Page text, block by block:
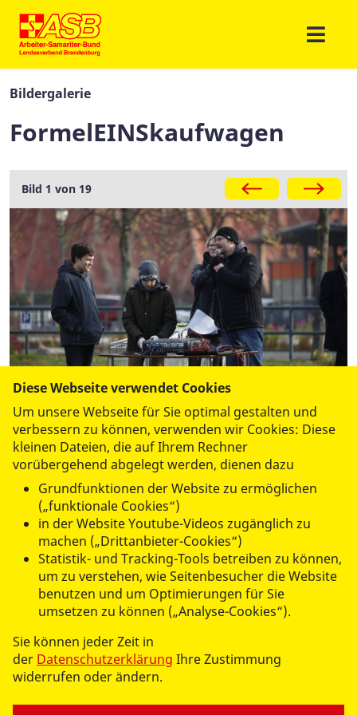
Bildergalerie
FormelEINSkaufwagen
Galerie
Bild 1 von 19
Bildergalerie zur FormelEINSkaufwagen 2017 des
Babelsberger Filmgymnasiums und der Neuen
Gesamtschule Babelsberg / MedienCampus Babelsberg
zugunsten des Brandenburger Wünschewagens.
Nach dem grandiosen FormelEINSkaufwagenrennen
2016 standen die Schüler und Lehrer am
Mediencampus Babelsberg für das zweite große
Charity-Rennen zugunsten des Brandenburger
Wünschewagens wieder in den Startlöchern.
Am 8. November 2017 ließen rund 800 Schüler und 25
Diese Webseite verwendet Cookies
Um unsere Webseite für Sie optimal gestalten und
verbessern zu können, verwenden wir Cookies: Diese
kleinen Dateien, die auf Ihrem Rechner
vorübergehend abgelegt werden, dienen dazu
Grundfunktionen der Website zu ermöglichen
(„funktionale Cookies“)
in der Website Youtube-Videos zugänglich zu
machen („Drittanbieter-Cookies“)
Statistik- und Tracking-Tools betreiben zu können,
um zu verstehen, wie Seitenbesucher die Website
benutzen und um Optimierungen für Sie
umsetzen zu können („Analyse-Cookies“).
Sie können jeder Zeit in
der Datenschutzerklärung Ihre Zustimmung
widerrufen oder ändern.